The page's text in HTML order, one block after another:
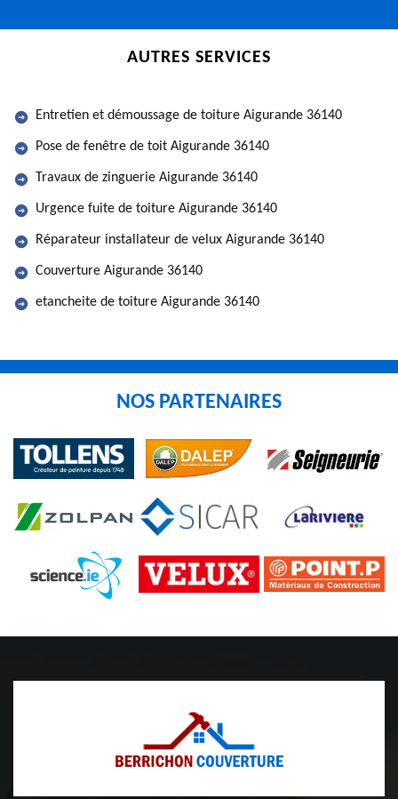
AUTRES SERVICES
Entretien et démoussage de toiture Aigurande 36140
Pose de fenêtre de toit Aigurande 36140
Travaux de zinguerie Aigurande 36140
Urgence fuite de toiture Aigurande 36140
Réparateur installateur de velux Aigurande 36140
Couverture Aigurande 36140
etancheite de toiture Aigurande 36140
NOS PARTENAIRES